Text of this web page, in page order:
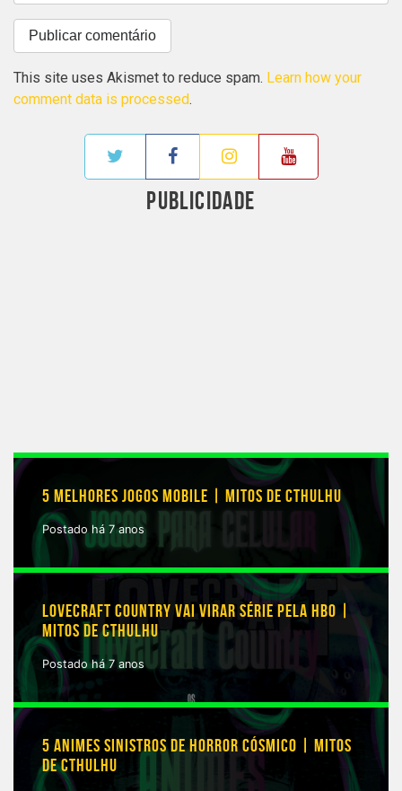
This site uses Akismet to reduce spam. Learn how your
comment data is processed.
PUBLICIDADE
5 MELHORES JOGOS MOBILE | MITOS DE CTHULHU
Postado há 7 anos
LOVECRAFT COUNTRY VAI VIRAR SÉRIE PELA HBO |
MITOS DE CTHULHU
Postado há 7 anos
5 ANIMES SINISTROS DE HORROR CÓSMICO | MITOS
DE CTHULHU